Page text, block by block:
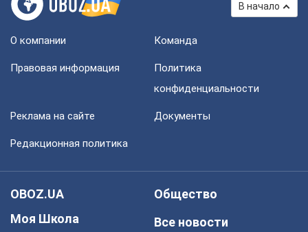
В начало
О компании Команда
Правовая информация
Политика
конфиденциальности
Реклама на сайте Документы
Редакционная политика
OBOZ.UA
Моя Школа
Общество
Все новости